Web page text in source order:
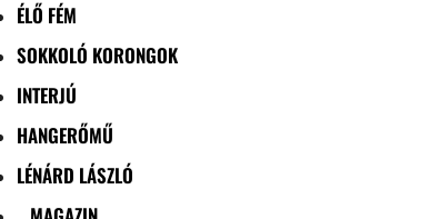
ÉLŐ FÉM
SOKKOLÓ KORONGOK
INTERJÚ
HANGERŐMŰ
LÉNÁRD LÁSZLÓ